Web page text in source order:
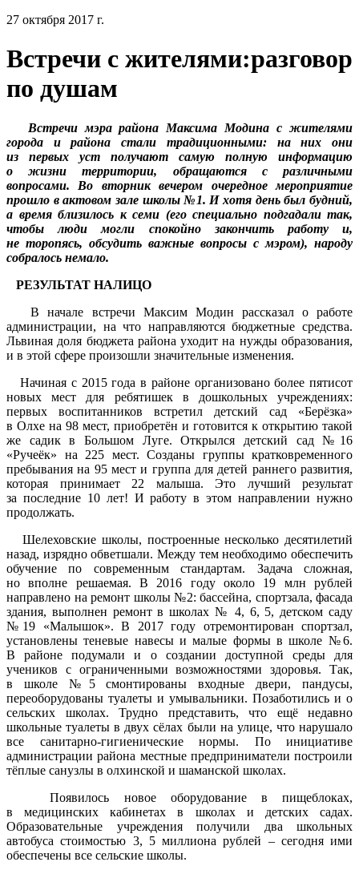
27 октября 2017 г.
Встречи с жителями:разговор
по душам
Встречи мэра района Максима Модина с жителями
города и района стали традиционными: на них они
из первых уст получают самую полную информацию
о жизни территории, обращаются с различными
вопросами. Во вторник вечером очередное мероприятие
прошло в актовом зале школы №1. И хотя день был будний,
а время близилось к семи (его специально подгадали так,
чтобы люди могли спокойно закончить работу и,
не торопясь, обсудить важные вопросы с мэром), народу
собралось немало.
РЕЗУЛЬТАТ НАЛИЦО
В начале встречи Максим Модин рассказал о работе
администрации, на что направляются бюджетные средства.
Львиная доля бюджета района уходит на нужды образования,
и в этой сфере произошли значительные изменения.
Начиная с 2015 года в районе организовано более пятисот
новых мест для ребятишек в дошкольных учреждениях:
первых воспитанников встретил детский сад «Берёзка»
в Олхе на 98 мест, приобретён и готовится к открытию такой
же садик в Большом Луге. Открылся детский сад №16
«Ручеёк» на 225 мест. Созданы группы кратковременного
пребывания на 95 мест и группа для детей раннего развития,
которая принимает 22 малыша. Это лучший результат
за последние 10 лет! И работу в этом направлении нужно
продолжать.
Шелеховские школы, построенные несколько десятилетий
назад, изрядно обветшали. Между тем необходимо обеспечить
обучение по современным стандартам. Задача сложная,
но вполне решаемая. В 2016 году около 19 млн рублей
направлено на ремонт школы №2: бассейна, спортзала, фасада
здания, выполнен ремонт в школах № 4, 6, 5, детском саду
№19 «Малышок». В 2017 году отремонтирован спортзал,
установлены теневые навесы и малые формы в школе №6.
В районе подумали и о создании доступной среды для
учеников с ограниченными возможностями здоровья. Так,
в школе №5 смонтированы входные двери, пандусы,
переоборудованы туалеты и умывальники. Позаботились и о
сельских школах. Трудно представить, что ещё недавно
школьные туалеты в двух сёлах были на улице, что нарушало
все санитарно-гигиенические нормы. По инициативе
администрации района местные предприниматели построили
тёплые санузлы в олхинской и шаманской школах.
Появилось новое оборудование в пищеблоках,
в медицинских кабинетах в школах и детских садах.
Образовательные учреждения получили два школьных
автобуса стоимостью 3, 5 миллиона рублей – сегодня ими
обеспечены все сельские школы.